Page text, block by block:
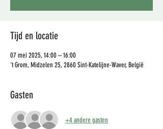
Tijd en locatie
07 mei 2025, 14:00 – 16:00
't Grom, Midzelen 25, 2860 Sint-Katelijne-Waver, België
Gasten
+4 andere gasten